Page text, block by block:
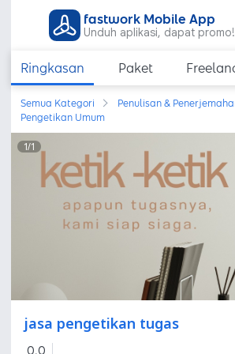
fastwork Mobile App
Unduh aplikasi, dapat promo!
Ringkasan Paket
Semua Kategori
Penulisan &
Pengetikan Umum
1/1
jasa pengetikan tugas
0,0